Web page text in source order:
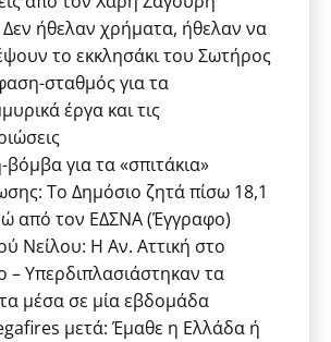
ήθελαν χρήματα, ήθελαν να
το εκκλησάκι του Σωτήρος
σταθμός για τα
έργα και τις
για τα «σπιτάκια»
Το Δημόσιο ζητά πίσω 18,1
από τον ΕΔΣΝΑ (Έγγραφο)
Νείλου: Η Αν. Αττική στο
– Υπερδιπλασιάστηκαν τα
μέσα σε μία εβδομάδα
μετά: Έμαθε η Ελλάδα ή